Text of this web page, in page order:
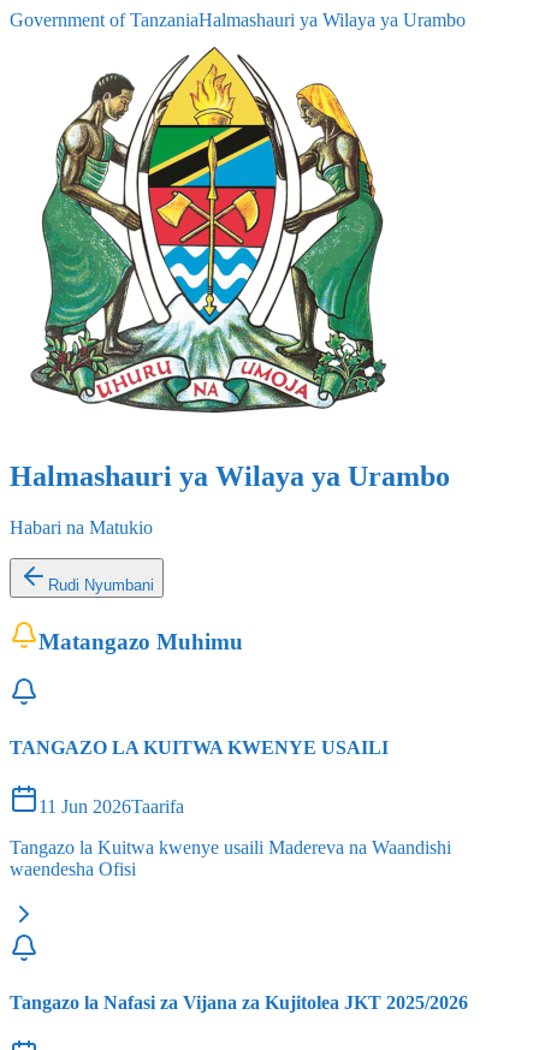
Government of TanzaniaHalmashauri ya Wilaya ya Urambo
Halmashauri ya Wilaya ya Urambo
Habari na Matukio
Rudi Nyumbani
Matangazo Muhimu
TANGAZO LA KUITWA KWENYE USAILI
11 Jun 2026Taarifa
Tangazo la Kuitwa kwenye usaili Madereva na Waandishi
waendesha Ofisi
Tangazo la Nafasi za Vijana za Kujitolea JKT 2025/2026